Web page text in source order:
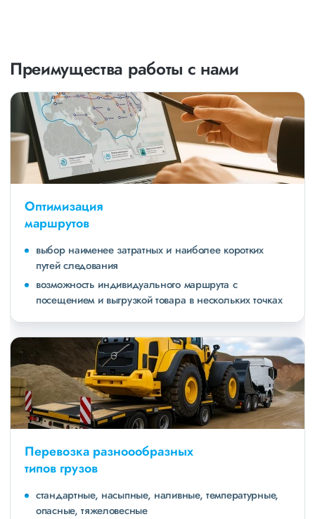
Преимущества работы с нами
Оптимизация
маршрутов
выбор наименее затратных и наиболее коротких
путей следования
возможность индивидуального маршрута с
посещением и выгрузкой товара в нескольких точках
Перевозка разноообразных
типов грузов
стандартные, насыпные, наливные, температурные,
опасные, тяжеловесные